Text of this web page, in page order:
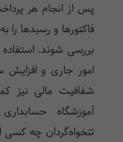
پس از انجام هر
فاکتورها و رسیدها
بررسی شوند. استفاده
امور جاری و
شفافیت مالی نیز
آموزشگاه حسابداری
تنخواه‌گردان چه